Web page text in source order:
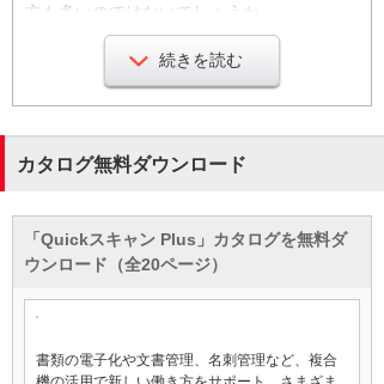
方も多いのではないでしょうか。
この手間のかかる入力業務をAIの力で解決し
ます。書類をスキャンするだけでAI-OCRが
自動でデータ化。
なり、手入力にかかっていた時間と手間を
削減できます。
め、取引先ごとなどに設定が必要ですが、
AI-OCRなら必要な項目を自動で判別、細か
続きを読む
カタログ無料ダウンロード
「Quickスキャン Plus」カタログを無料ダ
ウンロード（全20ページ）
書類の電子化や文書管理、名刺管理など、複合